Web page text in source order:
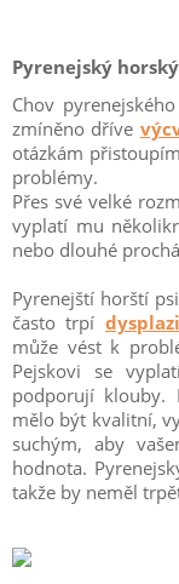
Pyrenejský
Chov
zmíněno dříve
otázkám
problémy.
Přes své velké
vyplatí mu
nebo dlouhé
Pyrenejští horští
často trpí
může vést k
Pejskovi se
podporují klouby.
mělo být kvalitní,
suchým, aby
hodnota.
takže by neměl